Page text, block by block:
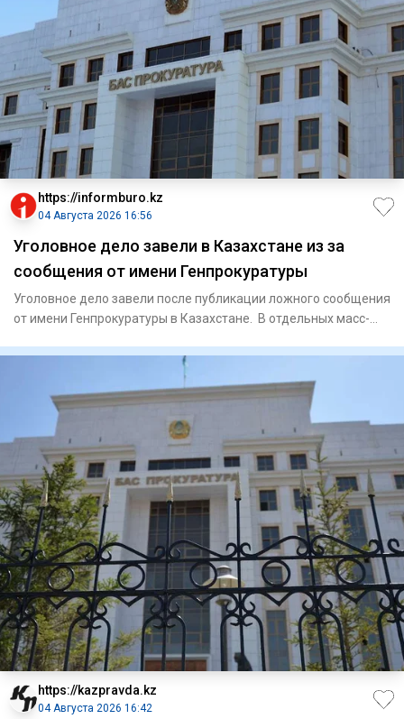
https://informburo.kz
04 Августа 2026 16:56
Уголовное дело завели в Казахстане из за
сообщения от имени Генпрокуратуры
Уголовное дело завели после публикации ложного сообщения
от имени Генпрокуратуры в Казахстане. В отдельных масс-
https://kazpravda.kz
04 Августа 2026 16:42